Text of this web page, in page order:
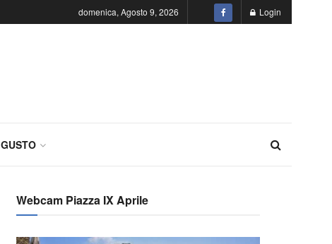
domenica, Agosto 9, 2026 Login
GUSTO
Webcam Piazza IX Aprile